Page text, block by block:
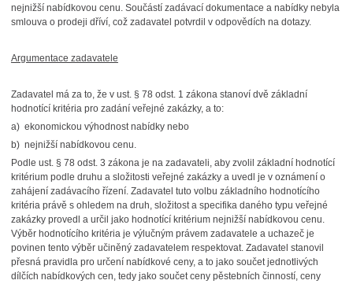
nejnižší nabídkovou cenu. Součástí zadávací dokumentace a nabídky nebyla
smlouva o prodeji dříví, což zadavatel potvrdil v odpovědích na dotazy.
Argumentace zadavatele
Zadavatel má za to, že v ust. § 78 odst. 1 zákona stanoví dvě základní
hodnotící kritéria pro zadání veřejné zakázky, a to:
a) ekonomickou výhodnost nabídky nebo
b) nejnižší nabídkovou cenu.
Podle ust. § 78 odst. 3 zákona je na zadavateli, aby zvolil základní hodnotící
kritérium podle druhu a složitosti veřejné zakázky a uvedl je v oznámení o
zahájení zadávacího řízení. Zadavatel tuto volbu základního hodnotícího
kritéria právě s ohledem na druh, složitost a specifika daného typu veřejné
zakázky provedl a určil jako hodnotící kritérium nejnižší nabídkovou cenu.
Výběr hodnotícího kritéria je výlučným právem zadavatele a uchazeč je
povinen tento výběr učiněný zadavatelem respektovat. Zadavatel stanovil
přesná pravidla pro určení nabídkové ceny, a to jako součet jednotlivých
dílčích nabídkových cen, tedy jako součet ceny pěstebních činností, ceny